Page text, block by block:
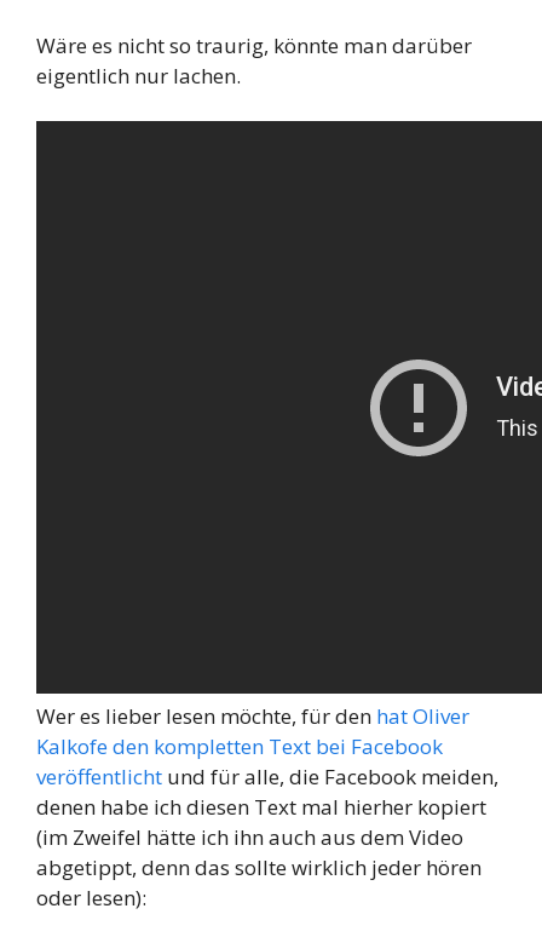
Wäre es nicht so traurig, könnte man darüber
eigentlich nur lachen.
Wer es lieber lesen möchte, für den hat Oliver
Kalkofe den kompletten Text bei Facebook
veröffentlicht und für alle, die Facebook meiden,
denen habe ich diesen Text mal hierher kopiert
(im Zweifel hätte ich ihn auch aus dem Video
abgetippt, denn das sollte wirklich jeder hören
oder lesen):